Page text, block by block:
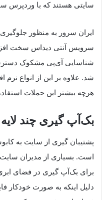
سایتی هستند که با وردپرس
ایران سرور به منظور
سرویس آنتی دیداس سخت
شد. علاوه بر این از انواع نرم
هرچه بیشتر این حملات
بک‌آپ گیری چند لایه
پشتیبان گیری از سایت به
است. بسیاری از مدیران
برای بک‌آپ گیری در فضای
دلیل اینکه به صورت خودکار